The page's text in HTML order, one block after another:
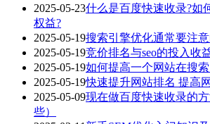
2025-05-23什么是百度快速收录?如
权益?
2025-05-19搜索引擎优化通常要注
2025-05-19竞价排名与seo的投入收
2025-05-19如何提高一个网站在搜
2025-05-19快速提升网站排名 提高
2025-05-09现在做百度快速收录的
些）